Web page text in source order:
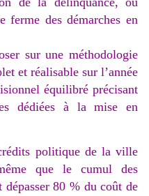
ferme des démarches en
sur une méthodologie
et réalisable sur l’année
équilibré précisant
dédiées à la mise en
politique de la ville
que le cumul des
80 % du coût de